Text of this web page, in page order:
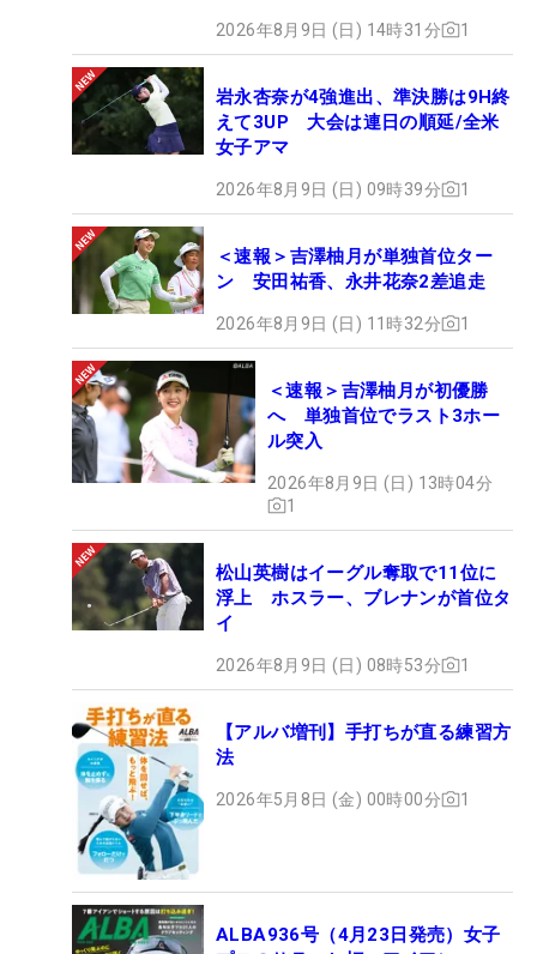
2026年8月9日 (日) 14時31分 1
岩永杏奈が4強進出、準決勝は9H終
えて3UP 大会は連日の順延/全米
女子アマ
2026年8月9日 (日) 09時39分 1
＜速報＞吉澤柚月が単独首位ター
ン 安田祐香、永井花奈2差追走
2026年8月9日 (日) 11時32分 1
＜速報＞吉澤柚月が初優勝
へ 単独首位でラスト3ホー
ル突入
2026年8月9日 (日) 13時04分
1
松山英樹はイーグル奪取で11位に
浮上 ホスラー、ブレナンが首位タ
イ
2026年8月9日 (日) 08時53分 1
【アルバ増刊】手打ちが直る練習方
法
2026年5月8日 (金) 00時00分 1
ALBA936号（4月23日発売）女子